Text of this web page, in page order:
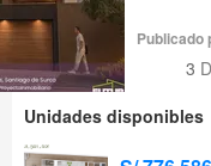
este edificio
BBQ,
y 3
Publicado
3
Unidades disponibles